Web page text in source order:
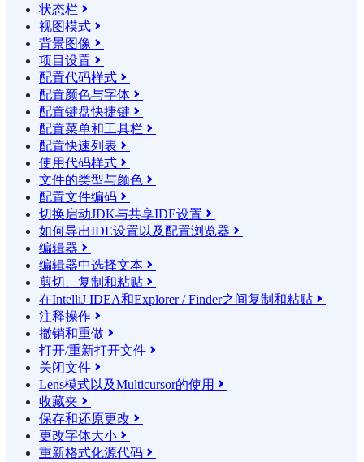
状态栏 
视图模式 
背景图像 
项目设置 
配置代码样式 
配置颜色与字体 
配置键盘快捷键 
配置菜单和工具栏 
配置快速列表 
使用代码样式 
文件的类型与颜色 
配置文件编码 
切换启动JDK与共享IDE设置 
如何导出IDE设置以及配置浏览器 
编辑器 
编辑器中选择文本 
剪切、复制和粘贴 
在IntelliJ IDEA和Explorer / Finder之间复制和粘贴 
注释操作 
撤销和重做 
打开/重新打开文件 
关闭文件 
Lens模式以及Multicursor的使用 
收藏夹 
保存和还原更改 
更改字体大小 
重新格式化源代码 